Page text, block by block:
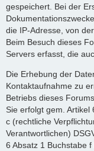
gespeichert. Bei der
die IP-Adresse, von
Beim Besuch dieses
Servers erfasst, die
Die Erhebung der
Kontaktaufnahme zu
Betriebs dieses
Sie erfolgt gem. Artikel
c (rechtliche
Verantwortlichen)
6 Absatz 1 Buchstabe